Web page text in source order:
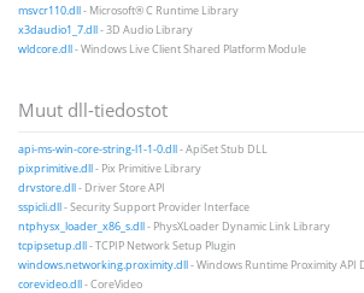
msvcr110.dll- Microsoft® C Runtime Library
x3daudio1_7.dll- 3D Audio Library
wldcore.dll- Windows Live Client Shared Platform Module
Muut dll-tiedostot
api-ms-win-core-string-l1-1-0.dll- ApiSet Stub DLL
pixprimitive.dll- Pix Primitive Library
drvstore.dll- Driver Store API
sspicli.dll- Security Support Provider Interface
ntphysx_loader_x86_s.dll- PhysXLoader Dynamic Link Library
tcpipsetup.dll- TCPIP Network Setup Plugin
windows.networking.proximity.dll- Windows Runtime Proximity API
corevideo.dll- CoreVideo